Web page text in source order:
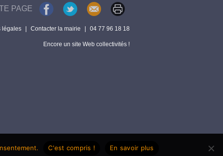
PAGE
légales Contacter la mairie 04 77 96 18 18
Encore un site Web collectivités !
C'est compris ! En savoir plus